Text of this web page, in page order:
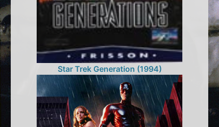
Star Trek Generation (1994)